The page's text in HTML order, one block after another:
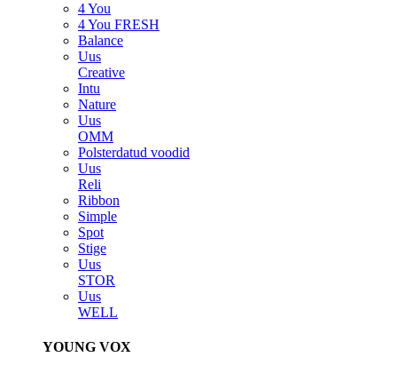
4 You
4 You FRESH
Balance
Uus
Creative
Intu
Nature
Uus
OMM
Polsterdatud voodid
Uus
Reli
Ribbon
Simple
Spot
Stige
Uus
STOR
Uus
WELL
YOUNG VOX